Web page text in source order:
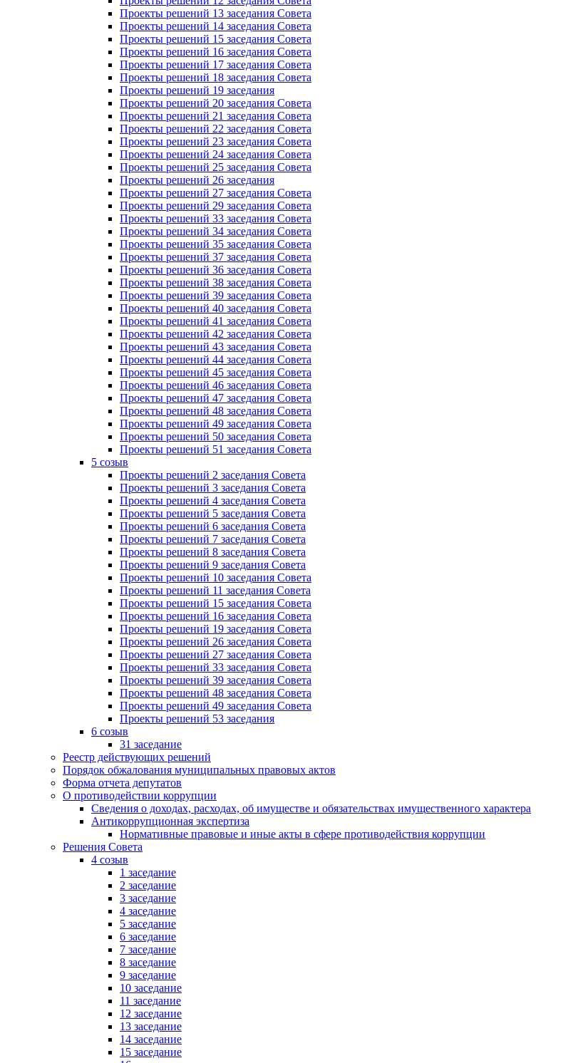
Проекты решений 13 заседания Совета
Проекты решений 14 заседания Совета
Проекты решений 15 заседания Совета
Проекты решений 16 заседания Совета
Проекты решений 17 заседания Совета
Проекты решений 18 заседания Совета
Проекты решений 19 заседания
Проекты решений 20 заседания Совета
Проекты решений 21 заседания Совета
Проекты решений 22 заседания Совета
Проекты решений 23 заседания Совета
Проекты решений 24 заседания Совета
Проекты решений 25 заседания Совета
Проекты решений 26 заседания
Проекты решений 27 заседания Совета
Проекты решений 29 заседания Совета
Проекты решений 33 заседания Совета
Проекты решений 34 заседания Совета
Проекты решений 35 заседания Совета
Проекты решений 37 заседания Совета
Проекты решений 36 заседания Совета
Проекты решений 38 заседания Совета
Проекты решений 39 заседания Совета
Проекты решений 40 заседания Совета
Проекты решений 41 заседания Совета
Проекты решений 42 заседания Совета
Проекты решений 43 заседания Совета
Проекты решений 44 заседания Совета
Проекты решений 45 заседания Совета
Проекты решений 46 заседания Совета
Проекты решений 47 заседания Совета
Проекты решений 48 заседания Совета
Проекты решений 49 заседания Совета
Проекты решений 50 заседания Совета
Проекты решений 51 заседания Совета
5 созыв
Проекты решений 2 заседания Совета
Проекты решений 3 заседания Совета
Проекты решений 4 заседания Совета
Проекты решений 5 заседания Совета
Проекты решений 6 заседания Совета
Проекты решений 7 заседания Совета
Проекты решений 8 заседания Совета
Проекты решений 9 заседания Совета
Проекты решений 10 заседания Совета
Проекты решений 11 заседания Совета
Проекты решений 15 заседания Совета
Проекты решений 16 заседания Совета
Проекты решений 19 заседания Совета
Проекты решений 26 заседания Совета
Проекты решений 27 заседания Совета
Проекты решений 33 заседания Совета
Проекты решений 39 заседания Совета
Проекты решений 48 заседания Совета
Проекты решений 49 заседания Совета
Проекты решений 53 заседания
6 созыв
31 заседание
Реестр действующих решений
Порядок обжалования муниципальных правовых актов
Форма отчета депутатов
О противодействии коррупции
Сведения о доходах, расходах, об имуществе и обязательствах имущественного характера
Антикоррупционная экспертиза
Нормативные правовые и иные акты в сфере противодействия коррупции
Решения Совета
4 созыв
1 заседание
2 заседание
3 заседание
4 заседание
5 заседание
6 заседание
7 заседание
8 заседание
9 заседание
10 заседание
11 заседание
12 заседание
13 заседание
14 заседание
15 заседание